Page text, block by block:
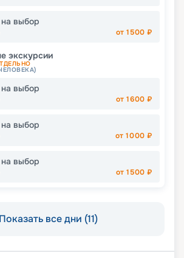
выбор
от1500 ₽
экскурсии
выбор
от1600 ₽
выбор
от1000 ₽
выбор
от1500 ₽
Показать все дни (11)